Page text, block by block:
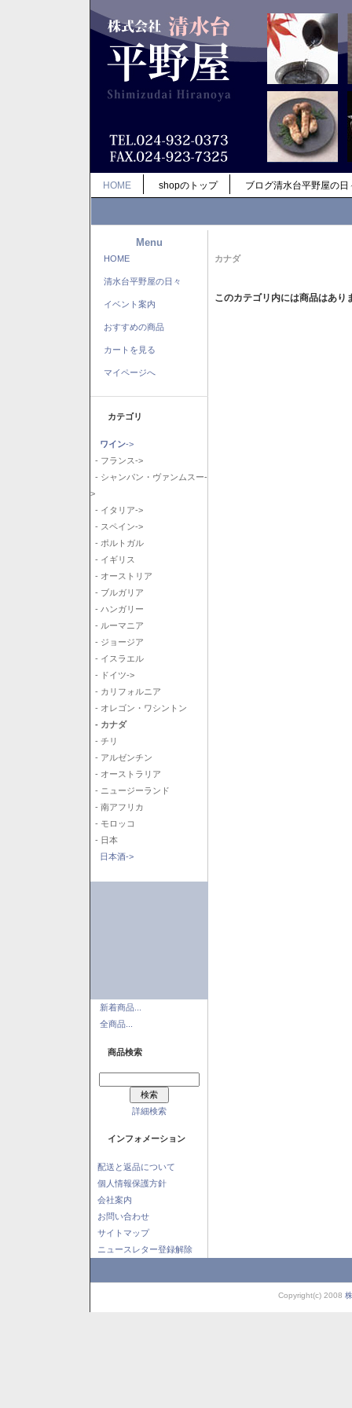
HOME shopのトップ ブログ清水台平野屋の日
Menu
HOME
清水台平野屋の日々
イベント案内
おすすめの商品
カートを見る
マイページへ
カテゴリ
ワイン->
- フランス->
- シャンパン・ヴァンムスー-
>
- イタリア->
- スペイン->
- ポルトガル
- イギリス
- オーストリア
- ブルガリア
- ハンガリー
- ルーマニア
- ジョージア
- イスラエル
- ドイツ->
- カリフォルニア
- オレゴン・ワシントン
- カナダ
- チリ
- アルゼンチン
- オーストラリア
- ニュージーランド
- 南アフリカ
- モロッコ
- 日本
日本酒->
新着商品...
全商品...
商品検索
詳細検索
インフォメーション
配送と返品について
個人情報保護方針
会社案内
お問い合わせ
サイトマップ
ニュースレター登録解除
カナダ
このカテゴリ内には商品はあり
Copyright(c) 2008